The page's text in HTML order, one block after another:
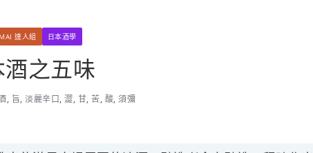
達人組 日本酒學
酒之五味
, 旨, 淡麗辛口, 澀, 甘, 苦, 酸, 須彌